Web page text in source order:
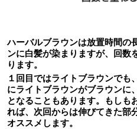
ハーバルブラウンは放置時間の
ンに白髪が染まりますが、回数
ります。
１回目ではライトブラウンでも
にライトブラウンがブラウンに
となることもあります。もしも
れば、次回からは伸びてきた部
オススメします。